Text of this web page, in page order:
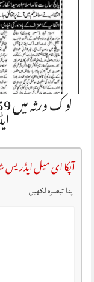
آپکا ای میل ایڈریس
اپنا تبصرہ لکھیں